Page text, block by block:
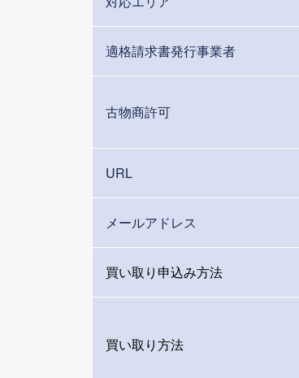
適格請求書発行事業者
古物商許可
URL
メールアドレス
買い取り申込み方法
買い取り方法